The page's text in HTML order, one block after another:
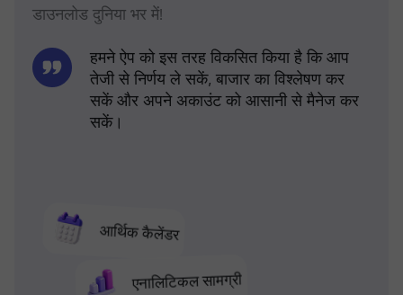
डाउनलोड दुनिया भर में!
आर्थिक कैलेंडर
एनालिटिकल सामग्री
हमने ऐप को इस तरह विकसित किया है कि आप
तेजी से निर्णय ले सकें, बाजार का विश्लेषण कर
सकें और अपने अकाउंट को आसानी से मैनेज कर
सकें।